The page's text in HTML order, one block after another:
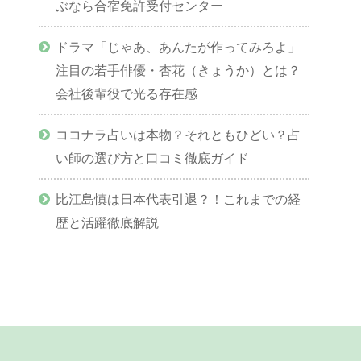
ぶなら合宿免許受付センター
ドラマ「じゃあ、あんたが作ってみろよ」
注目の若手俳優・杏花（きょうか）とは？
会社後輩役で光る存在感
ココナラ占いは本物？それともひどい？占
い師の選び方と口コミ徹底ガイド
比江島慎は日本代表引退？！これまでの経
歴と活躍徹底解説